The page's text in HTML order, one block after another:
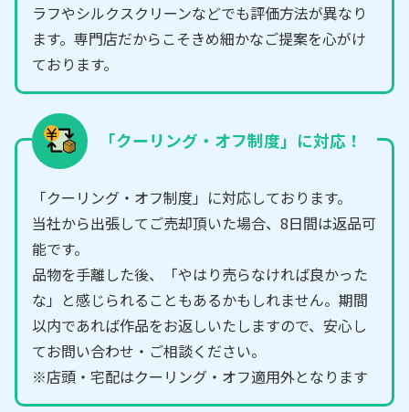
ラフやシルクスクリーンなどでも評価方法が異なり
ます。専門店だからこそきめ細かなご提案を心がけ
ております。
「クーリング・オフ制度」に対応！
「クーリング・オフ制度」に対応しております。
当社から出張してご売却頂いた場合、8日間は返品可
能です。
品物を手離した後、「やはり売らなければ良かった
な」と感じられることもあるかもしれません。期間
以内であれば作品をお返しいたしますので、安心し
てお問い合わせ・ご相談ください。
※店頭・宅配はクーリング・オフ適用外となります